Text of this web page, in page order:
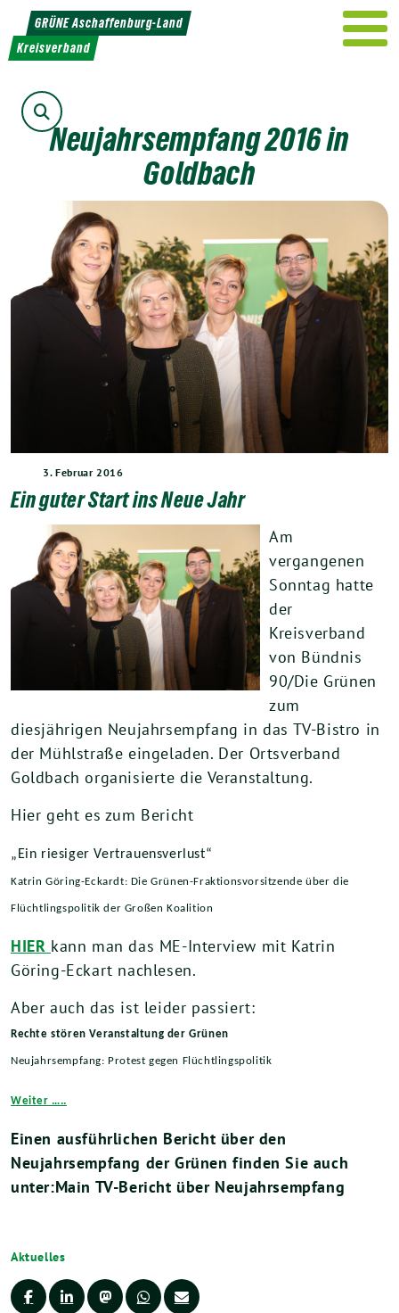
Weiter
zum
Inhalt
GRÜNE Aschaffenburg-Land
Kreisverband
Suche
Neujahrsempfang 2016 in
Goldbach
3. Februar 2016
Ein guter Start ins Neue Jahr
Am
vergangenen
Sonntag hatte
der
Kreisverband
von Bündnis
90/Die Grünen
zum
diesjährigen Neujahrsempfang in das TV-Bistro in
der Mühlstraße eingeladen. Der Ortsverband
Goldbach organisierte die Veranstaltung.
Hier geht es zum Bericht
„Ein riesiger Vertrauensverlust“
Katrin Göring-Eckardt: Die Grünen-Fraktionsvorsitzende über die
Flüchtlingspolitik der Großen Koalition
HIER kann man das ME-Interview mit Katrin
Göring-Eckart nachlesen.
Aber auch das ist leider passiert:
Rechte stören Veranstaltung der Grünen
Neujahrsempfang: Protest gegen Flüchtlingspolitik
Weiter …..
Einen ausführlichen Bericht über den
Neujahrsempfang der Grünen finden Sie auch
unter:Main TV-Bericht über Neujahrsempfang
Aktuelles